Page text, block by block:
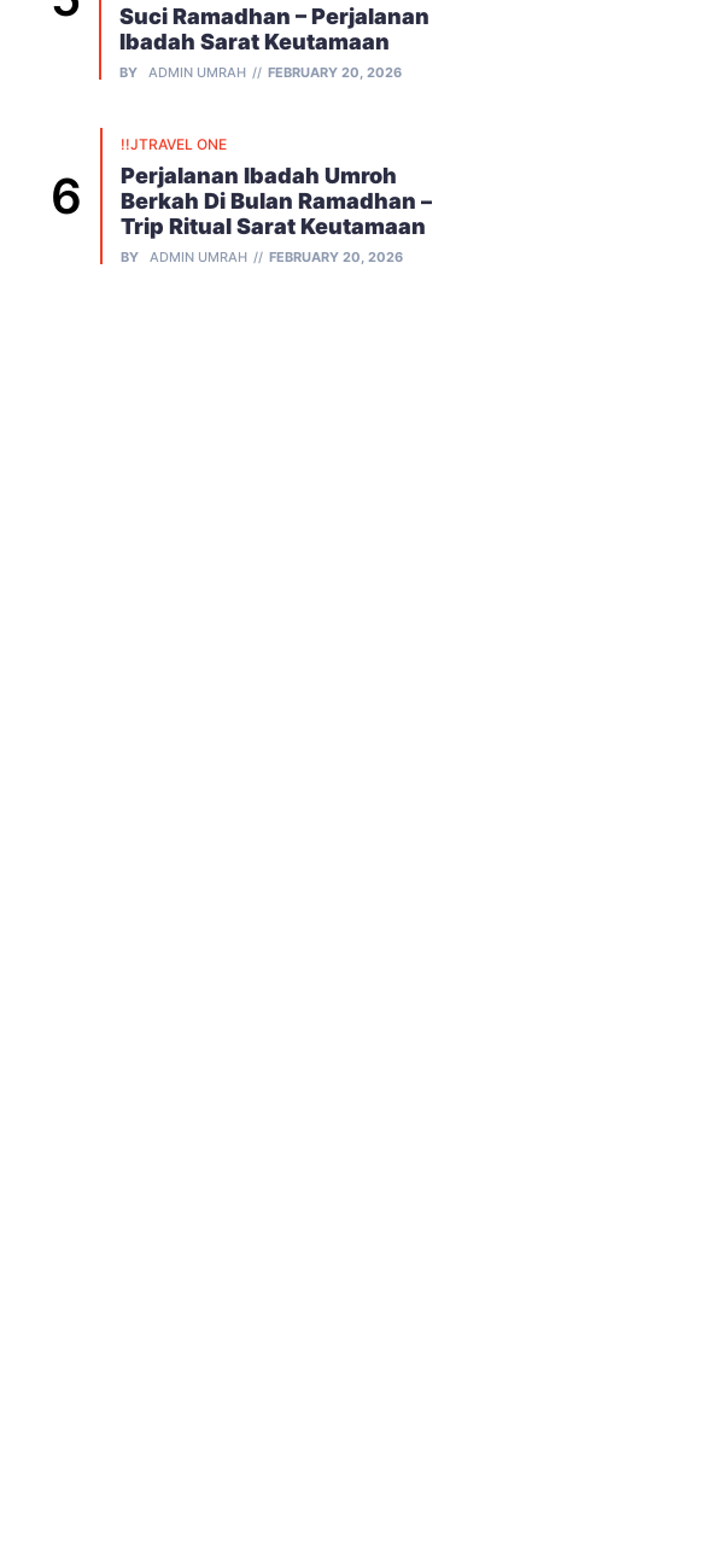
Suci Ramadhan – Perjalanan
Ibadah Sarat Keutamaan
BY ADMIN UMRAH FEBRUARY 20, 2026
!!JTRAVEL ONE
Perjalanan Ibadah Umroh
Berkah Di Bulan Ramadhan –
Trip Ritual Sarat Keutamaan
BY ADMIN UMRAH FEBRUARY 20, 2026